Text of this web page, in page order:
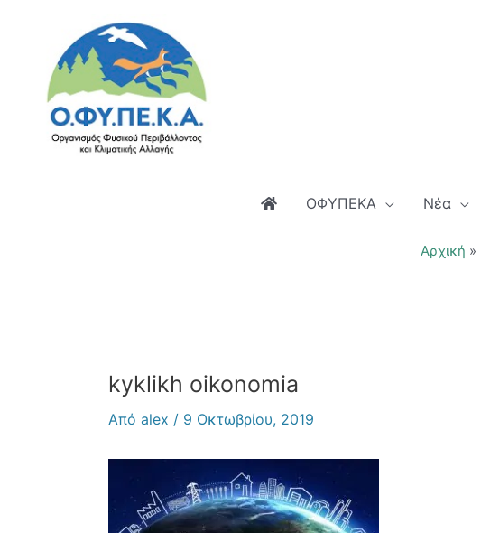
περιεχόμενο
ΟΦΥΠΕΚΑ Νέα
Αρχική
kyklikh oikonomia
Από alex / 9 Οκτωβρίου, 2019